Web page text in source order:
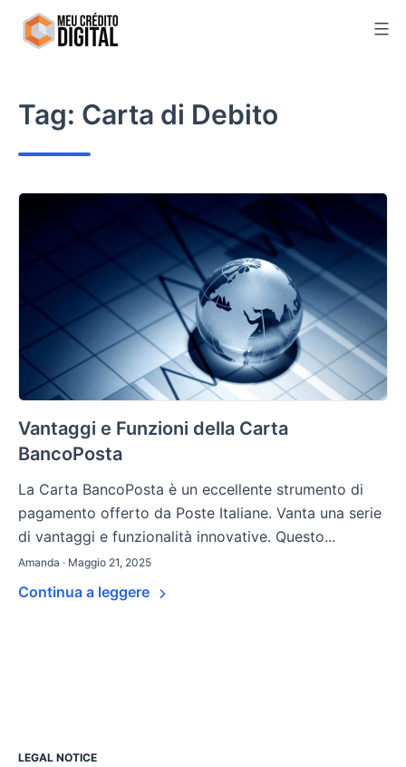
Skip
Tag: Carta di Debito
Vantaggi e Funzioni della Carta
BancoPosta
La Carta BancoPosta è un eccellente strumento di
pagamento offerto da Poste Italiane. Vanta una serie
di vantaggi e funzionalità innovative. Questo...
Amanda · Maggio 21, 2025
Continua a leggere
LEGAL NOTICE